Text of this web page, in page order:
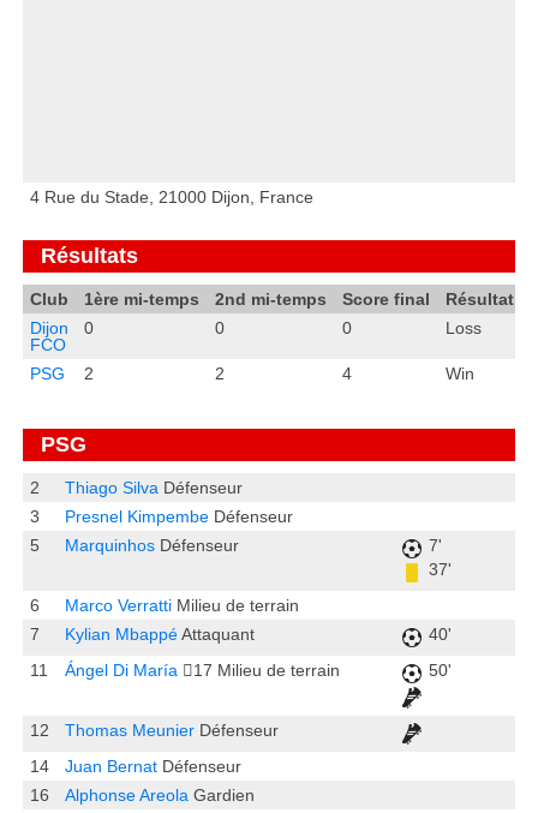
4 Rue du Stade, 21000 Dijon, France
Résultats
Club 1ère mi-temps 2nd mi-temps Score final
Résultat
Dijon
FCO
0 0 0 Loss
PSG 2 2 4 Win
PSG
2 Thiago Silva Défenseur
3
Presnel Kimpembe Défenseur
5
Marquinhos Défenseur
7'
37'
6
Marco Verratti Milieu de terrain
7
Kylian Mbappé Attaquant
40'
11
Ángel Di María 17 Milieu de terrain 50'
12 Thomas Meunier Défenseur
14
Juan Bernat Défenseur
16
Alphonse Areola Gardien